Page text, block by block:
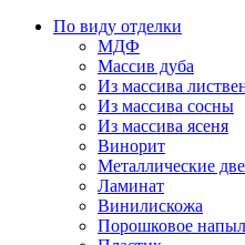
По виду отделки
МДФ
Массив дуба
Из массива
Из массива сосны
Из массива ясеня
Винорит
Металлические
Ламинат
Винилискожа
Порошковое